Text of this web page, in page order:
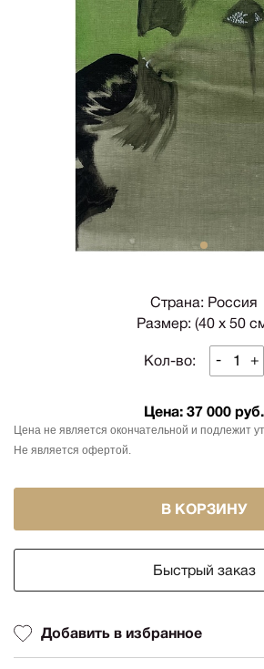
Страна: Россия
Размер: (40 х 50
Кол-во: - +
Цена: 37 000 руб.
Цена не является окончательной и подлежит
Не является офертой.
В КОРЗИНУ
Быстрый заказ
Добавить в избранное